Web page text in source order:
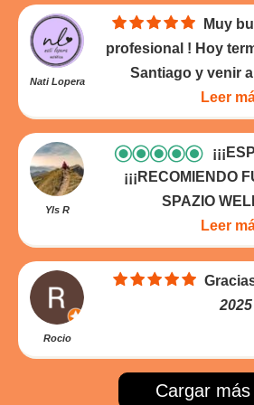
2025
Nati Lopera
profesional ! Hoy
Santiago y venir
realizarme un
decisión para
Excelente
catedral . Lugar
perfecta. Mil gracias
hacer el camino
Leer
Yls R
¡¡¡RECOMIENDO
SPAZIO
acogedor, con un
cualificado y
bienestar y relax
MUCHAS GRACIAS
linfático que me alivió
Leer
Rocio
2025
Cargar más